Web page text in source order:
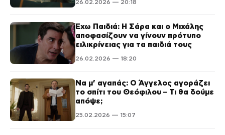
26.02.2026 — 20:18
Έχω Παιδιά: Η Σάρα και ο Μιχάλης
αποφασίζουν να γίνουν πρότυπο
ειλικρίνειας για τα παιδιά τους
26.02.2026 — 18:20
Να μ’ αγαπάς: Ο Άγγελος αγοράζει
το σπίτι του Θεόφιλου – Τι θα δούμε
απόψε;
25.02.2026 — 15:07